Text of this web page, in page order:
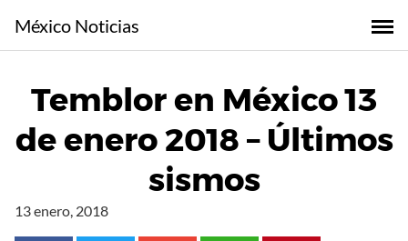
l
México Noticias
Temblor en México 13
de enero 2018 – Últimos
sismos
13 enero, 2018